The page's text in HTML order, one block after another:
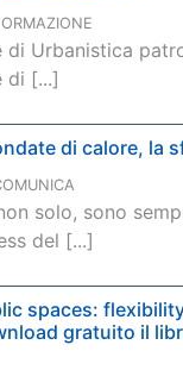
Urbanistica
di [...]
di calore, la
solo, sono
del [...]
spaces:
gratuito il